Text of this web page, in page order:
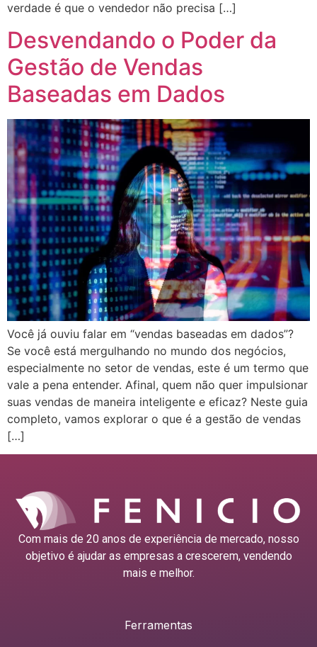
verdade é que o vendedor não precisa […]
Desvendando o Poder da
Gestão de Vendas
Baseadas em Dados
Você já ouviu falar em “vendas baseadas em dados”?
Se você está mergulhando no mundo dos negócios,
especialmente no setor de vendas, este é um termo que
vale a pena entender. Afinal, quem não quer impulsionar
suas vendas de maneira inteligente e eficaz? Neste guia
completo, vamos explorar o que é a gestão de vendas
[…]
Com mais de 20 anos de experiência de mercado, nosso
objetivo é ajudar as empresas a crescerem, vendendo
mais e melhor.
Ferramentas